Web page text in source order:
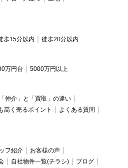
歩15分以内 徒歩20分以内
万円台 5000万円以上
「仲介」と「買取」の違い
高く売るポイント
よくある質問
フ紹介
お客様の声
自社物件一覧(チラシ)
ブログ